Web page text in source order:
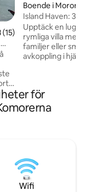
5 i genomsnittligt
(15)
i
Boende i Moroni
Island Haven:
Upptäck en lugn
rymliga villa med
familjer eller små
avkoppling i
genomtänkt
vilket garanterar
Beläget bara
oförglömliga
för
Wifi